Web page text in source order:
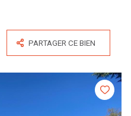
PARTAGER CE BIEN